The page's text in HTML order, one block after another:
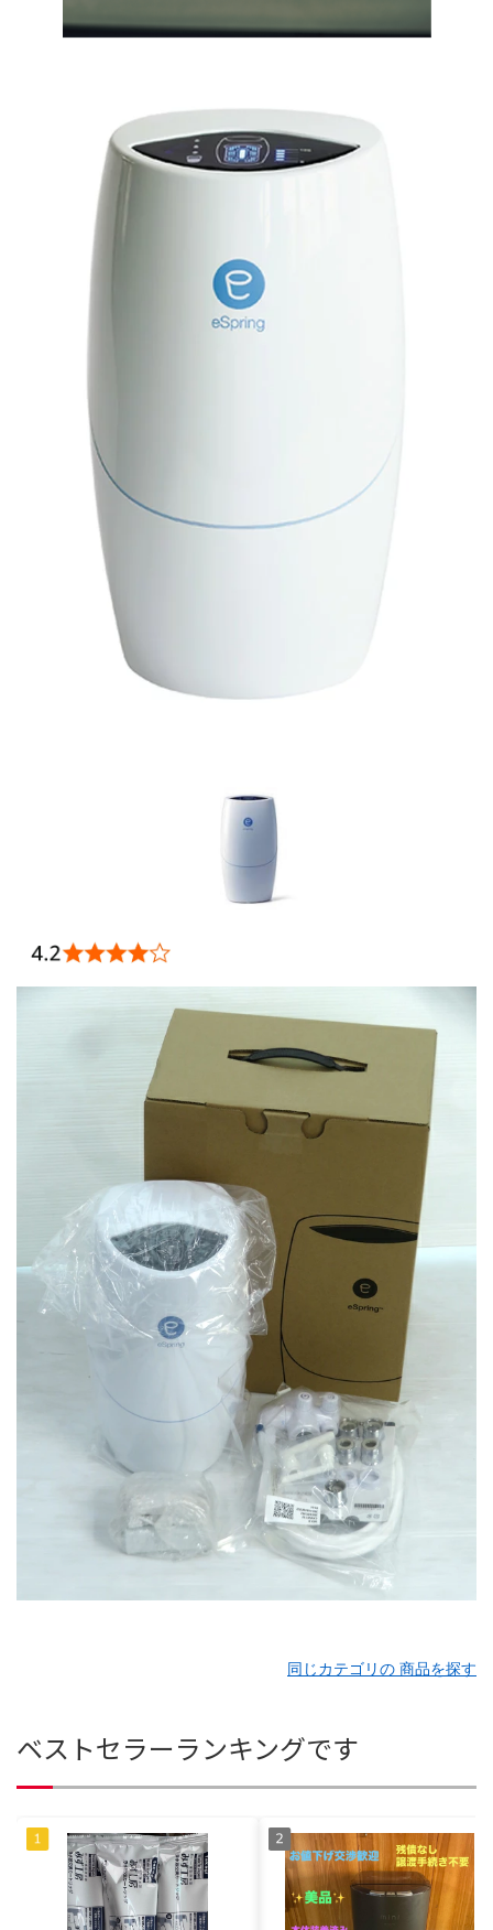
同じカテゴリの 商品を探す
ベストセラーランキングです